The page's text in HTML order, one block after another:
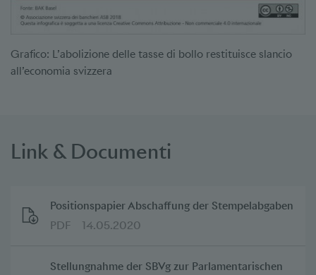
Grafico: L’abolizione delle tasse di bollo restituisce slancio
all’economia svizzera
Link & Documenti
Positionspapier Abschaffung der Stempelabgaben
PDF
14.05.2020
Stellungnahme der SBVg zur Parlamentarischen